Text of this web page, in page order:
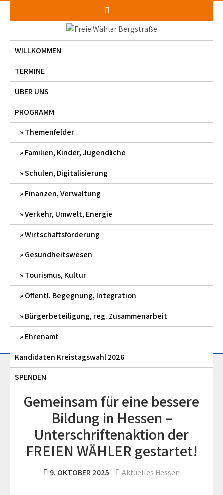
WILLKOMMEN
TERMINE
ÜBER UNS
PROGRAMM
Themenfelder
Familien, Kinder, Jugendliche
Schulen, Digitalisierung
Finanzen, Verwaltung
Verkehr, Umwelt, Energie
Wirtschaftsförderung
Gesundheitswesen
Tourismus, Kultur
Öffentl. Begegnung, Integration
Bürgerbeteiligung, reg. Zusammenarbeit
Ehrenamt
Kandidaten Kreistagswahl 2026
SPENDEN
Gemeinsam für eine bessere
Bildung in Hessen –
Unterschriftenaktion der
FREIEN WÄHLER gestartet!
9. OKTOBER 2025 Aktuelles Hessen